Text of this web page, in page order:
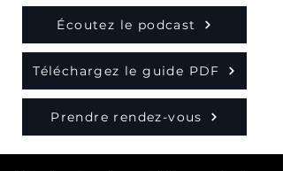
Écoutez le podcast
Téléchargez le guide PDF
Prendre rendez-vous